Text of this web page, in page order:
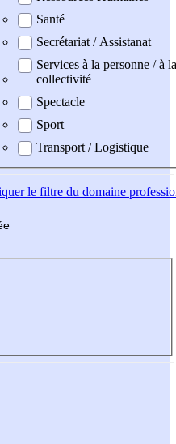
Santé
Secrétariat / Assistanat
Services à la personne / à la
collectivité
Spectacle
Sport
Transport / Logistique
le filtre du domaine